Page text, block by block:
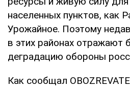
населенных пунктов, как
Урожайное. Поэтому
в этих районах отражают
деградацию обороны
Как сообщал